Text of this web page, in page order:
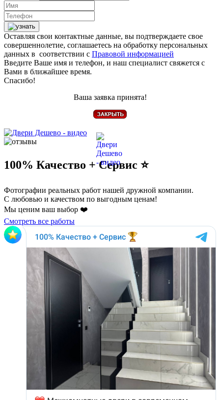
Оставляя свои контактные данные, вы подтверждаете свое
совершеннолетие, соглашаетесь на обработку персональных
данных в соответствии с Правовой информацией
Введите Ваше имя и телефон, и наш специалист свяжется с
Вами в ближайшее время.
Спасибо!
Ваша заявка принята!
100% Качество + Сервис ⭐️
Фотографии реальных работ нашей дружной компании.
С любовью и качеством по выгодным ценам!
Мы ценим ваш выбор ❤️
Смотреть все работы